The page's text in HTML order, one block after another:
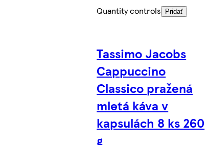
Quantity controls
Pridať
Tassimo Jacobs
Cappuccino
Classico pražená
mletá káva v
kapsulách 8 ks 260
g